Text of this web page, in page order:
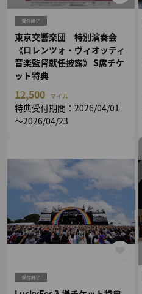
東京交響楽団 特別演奏会
《ロレンツォ・ヴィオッティ
音楽監督就任披露》 S席チケ
ット特典
12,500 マイル
特典受付期間：2026/04/01
～2026/04/23